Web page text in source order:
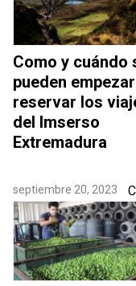
Como y cuándo
pueden
reservar los
del Imserso
Extremadura
septiembre 20, 2023